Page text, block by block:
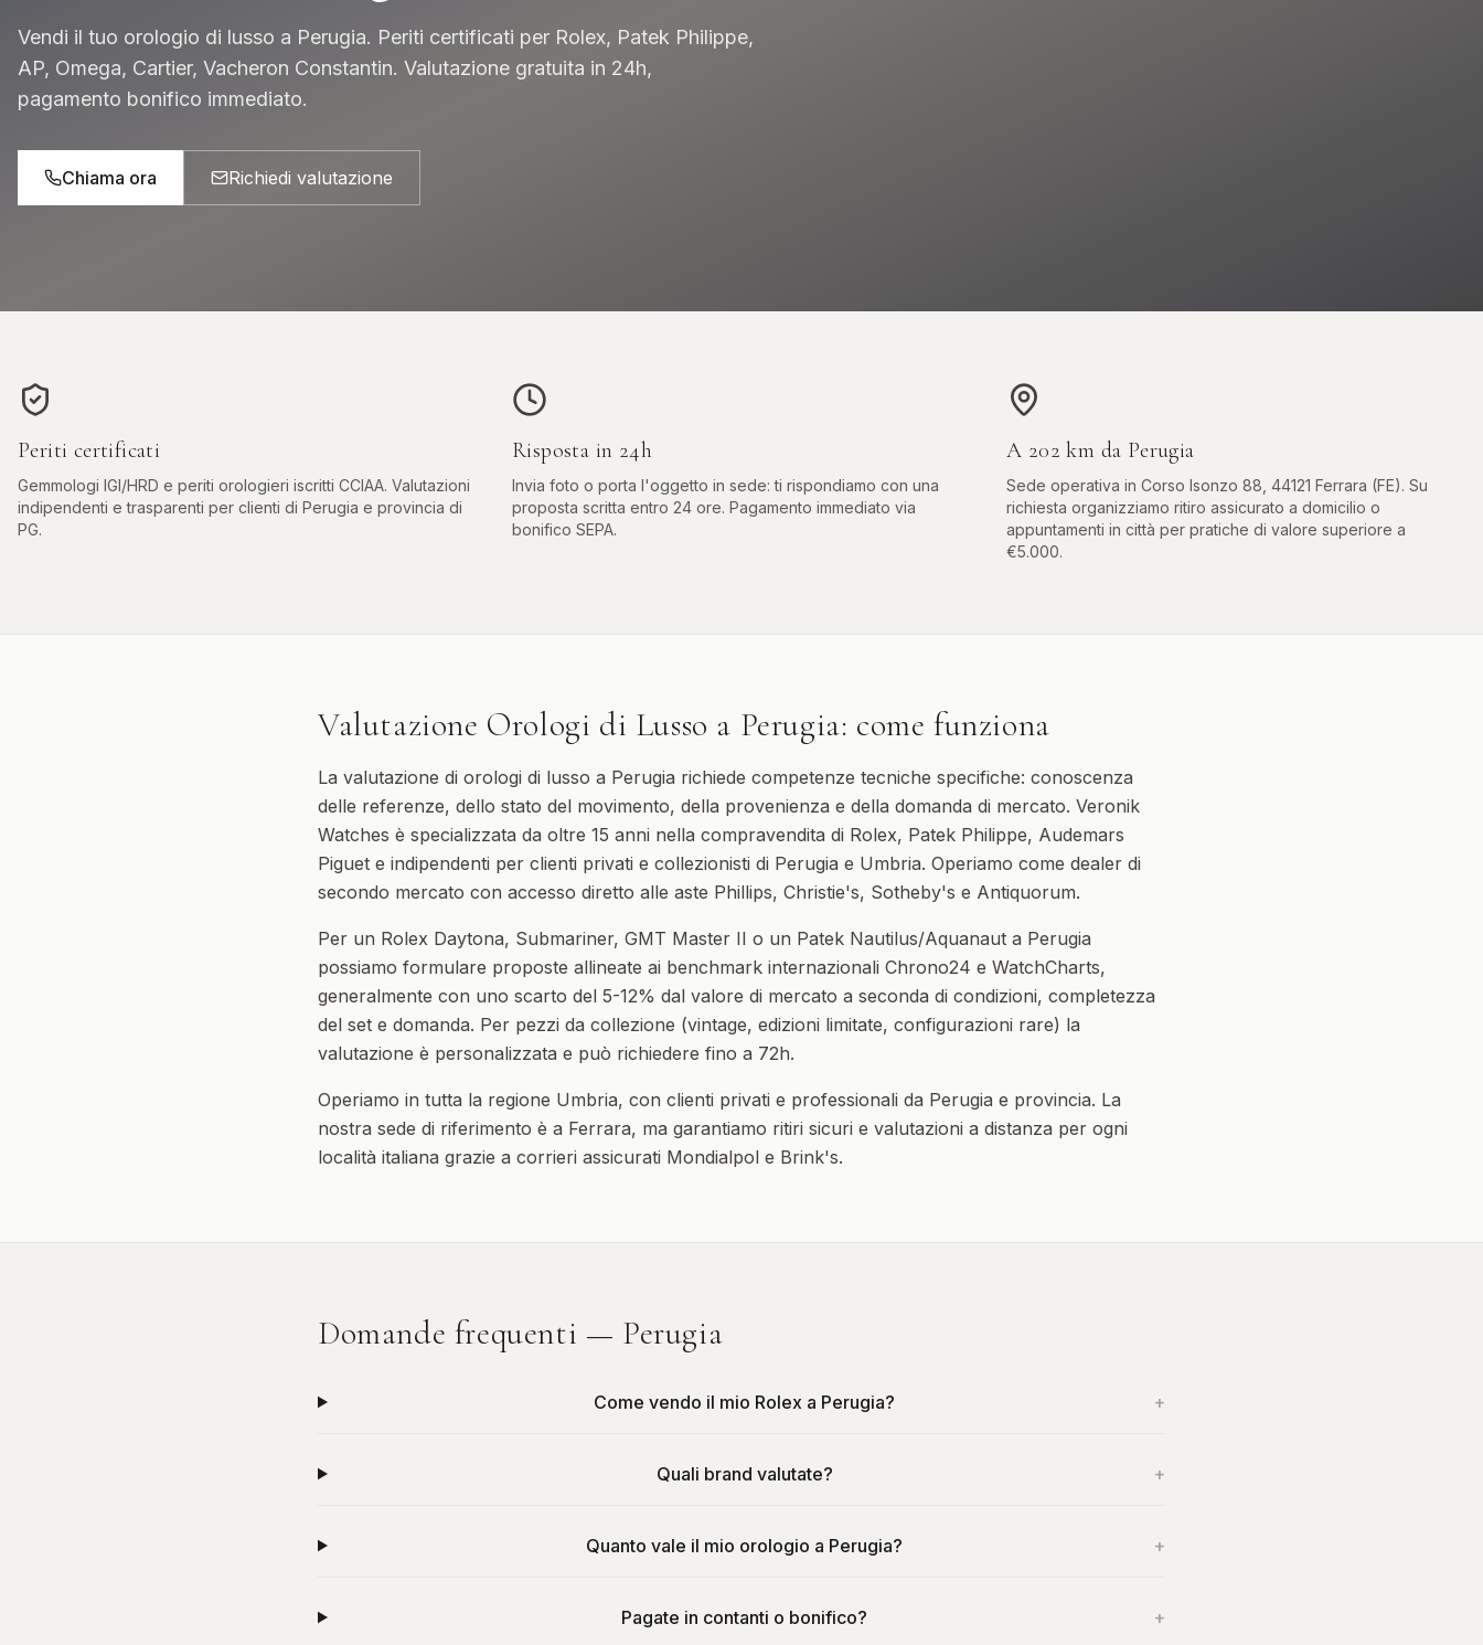
DIAMANTI DA
INVESTIMENTO
Pietre certificate GIA / IGI
ROLEX DA
Vendi il tuo orologio di lusso a Perugia. Periti certificati per Rolex, Patek Philippe,
AP, Omega, Cartier, Vacheron Constantin. Valutazione gratuita in 24h,
pagamento bonifico immediato.
Chiama ora Richiedi valutazione
Periti certificati
Gemmologi IGI/HRD e periti orologieri iscritti CCIAA. Valutazioni
indipendenti e trasparenti per clienti di Perugia e provincia di
PG.
Risposta in 24h
Invia foto o porta l'oggetto in sede: ti rispondiamo con una
proposta scritta entro 24 ore. Pagamento immediato via
bonifico SEPA.
A 202 km da Perugia
Sede operativa in Corso Isonzo 88, 44121 Ferrara (FE). Su
richiesta organizziamo ritiro assicurato a domicilio o
appuntamenti in città per pratiche di valore superiore a
€5.000.
Valutazione Orologi di Lusso a Perugia: come funziona
La valutazione di orologi di lusso a Perugia richiede competenze tecniche specifiche: conoscenza
delle referenze, dello stato del movimento, della provenienza e della domanda di mercato. Veronik
Watches è specializzata da oltre 15 anni nella compravendita di Rolex, Patek Philippe, Audemars
Piguet e indipendenti per clienti privati e collezionisti di Perugia e Umbria. Operiamo come dealer di
secondo mercato con accesso diretto alle aste Phillips, Christie's, Sotheby's e Antiquorum.
Per un Rolex Daytona, Submariner, GMT Master II o un Patek Nautilus/Aquanaut a Perugia
possiamo formulare proposte allineate ai benchmark internazionali Chrono24 e WatchCharts,
generalmente con uno scarto del 5-12% dal valore di mercato a seconda di condizioni, completezza
del set e domanda. Per pezzi da collezione (vintage, edizioni limitate, configurazioni rare) la
valutazione è personalizzata e può richiedere fino a 72h.
Operiamo in tutta la regione Umbria, con clienti privati e professionali da Perugia e provincia. La
nostra sede di riferimento è a Ferrara, ma garantiamo ritiri sicuri e valutazioni a distanza per ogni
località italiana grazie a corrieri assicurati Mondialpol e Brink's.
Domande frequenti — Perugia
Come vendo il mio Rolex a Perugia? +
Quali brand valutate? +
Quanto vale il mio orologio a Perugia? +
Pagate in contanti o bonifico? +